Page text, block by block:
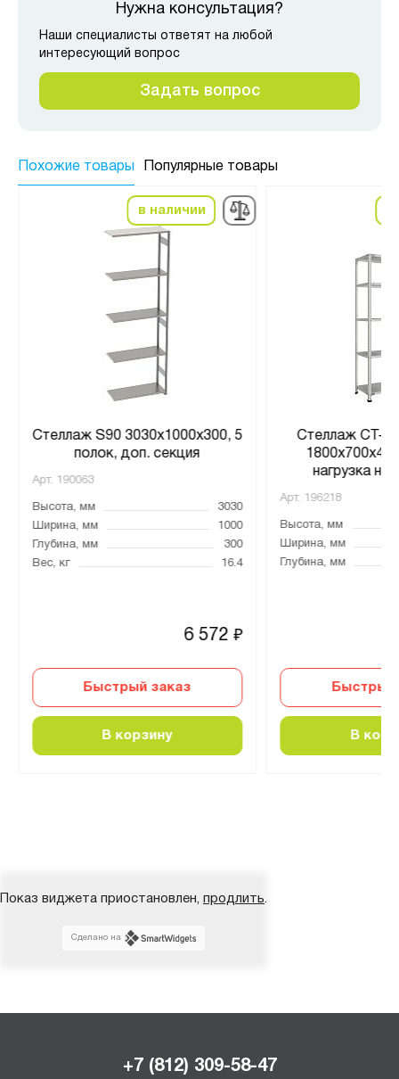
Нужна консультация?
Наши специалисты ответят на любой
интересующий вопрос
Задать вопрос
Похожие товары Популярные товары
в наличии
Стеллаж S90 3030х1000х300, 5
полок, доп. секция
Арт. 190063
Высота, мм
3030
Ширина, мм
1000
Глубина, мм
300
Вес, кг
16.4
6 572₽
Быстрый заказ
В корзину
Стеллаж СТ-
нагрузка на
Арт. 196218
Высота, мм
Ширина, мм
Глубина, мм
Быстрый
В
Показ виджета приостановлен, продлить.
Сделано на
+7 (812) 309-58-47